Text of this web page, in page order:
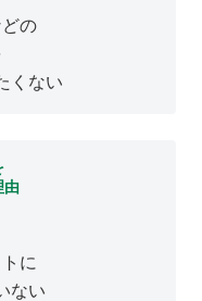
の
くない
由
に
ない